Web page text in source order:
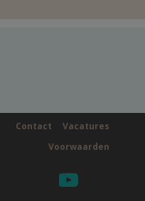
Vacatures
Contact
Voorwaarden